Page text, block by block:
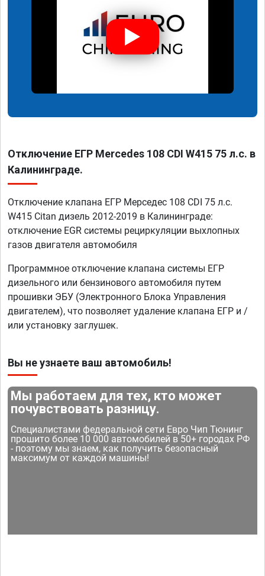
Отключение ЕГР Mercedes 108 CDI W415 75 л.с. в
Калининграде.
Отключение клапана ЕГР Мерседес 108 CDI 75 л.с.
W415 Citan дизель 2012-2019 в Калининграде:
отключение EGR системы рециркуляции выхлопных
газов двигателя автомобиля
Программное отключение клапана системы ЕГР
дизельного или бензинового автомобиля путем
прошивки ЭБУ (Электронного Блока Управления
двигателем), что позволяет удаление клапана ЕГР и /
или установку заглушек.
Вы не узнаете ваш автомобиль!
Мы работаем для тех, кто может
почувствовать разницу.
Специалистами федеральной сети Евро Чип Тюнинг
прошито более 10 000 автомобилей в 50+ городах РФ
- поэтому мы знаем, как получить безопасный
максимум от каждой машины!